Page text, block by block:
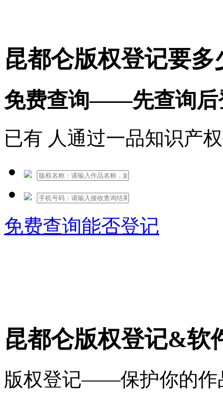
昆都仑版权登记要多
免费查询——先查询后
已有 人通过一品知识产
免费查询能否登记
昆都仑版权登记&软
版权登记——保护你的作